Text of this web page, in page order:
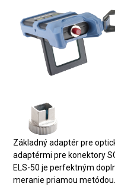
Základný adaptér pre
adaptérmi pre konektory
ELS-50 je perfektným
meranie priamou metódou.